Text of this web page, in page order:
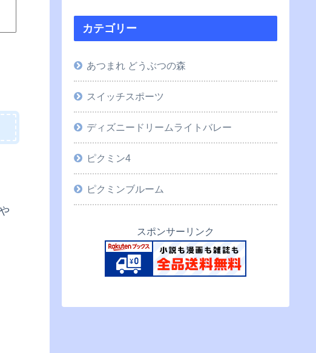
カテゴリー
あつまれ どうぶつの森
スイッチスポーツ
ディズニードリームライトバレー
ピクミン4
ピクミンブルーム
スポンサーリンク